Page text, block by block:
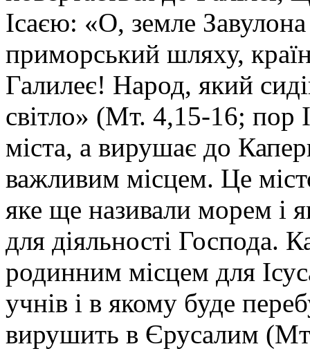
Ісаєю: «О, земле
приморський шляху,
Галилеє! Народ, який
світло» (Мт. 4,15-16; пор
міста, а вирушає до
важливим місцем. Це
яке ще називали морем і
для діяльності Господа.
родинним місцем для
учнів і в якому буде
вирушить в Єрусалим